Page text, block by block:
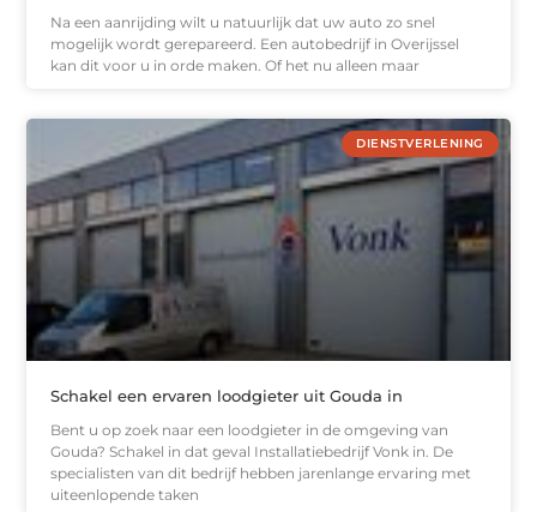
Na een aanrijding wilt u natuurlijk dat uw auto zo snel
mogelijk wordt gerepareerd. Een autobedrijf in Overijssel
kan dit voor u in orde maken. Of het nu alleen maar
DIENSTVERLENING
Schakel een ervaren loodgieter uit Gouda in
Bent u op zoek naar een loodgieter in de omgeving van
Gouda? Schakel in dat geval Installatiebedrijf Vonk in. De
specialisten van dit bedrijf hebben jarenlange ervaring met
uiteenlopende taken